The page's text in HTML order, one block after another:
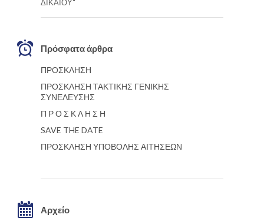
ΔΙΚΑΙΟΥ"
Πρόσφατα άρθρα
ΠΡΟΣΚΛΗΣΗ
ΠΡΟΣΚΛΗΣΗ ΤΑΚΤΙΚΗΣ ΓΕΝΙΚΗΣ
ΣΥΝΕΛΕΥΣΗΣ
Π Ρ Ο Σ Κ Λ Η Σ Η
SAVE THE DATE
ΠΡΟΣΚΛΗΣΗ ΥΠΟΒΟΛΗΣ ΑΙΤΗΣΕΩΝ
Αρχείο